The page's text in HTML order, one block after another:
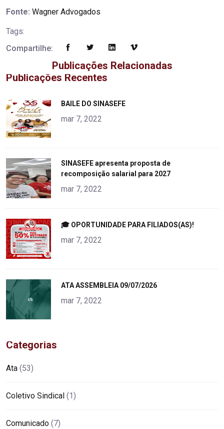
Fonte: Wagner Advogados
Tags:
Compartilhe:
Publicações Relacionadas
Publicações Recentes
alt="product">
BAILE DO SINASEFE
mar 7, 2022
alt="product">
SINASEFE apresenta proposta de
recomposição salarial para 2027
mar 7, 2022
alt="product">
🎓 OPORTUNIDADE PARA FILIADOS(AS)!
mar 7, 2022
alt="product">
ATA ASSEMBLEIA 09/07/2026
mar 7, 2022
Categorias
Ata (53)
Coletivo Sindical (1)
Comunicado (7)